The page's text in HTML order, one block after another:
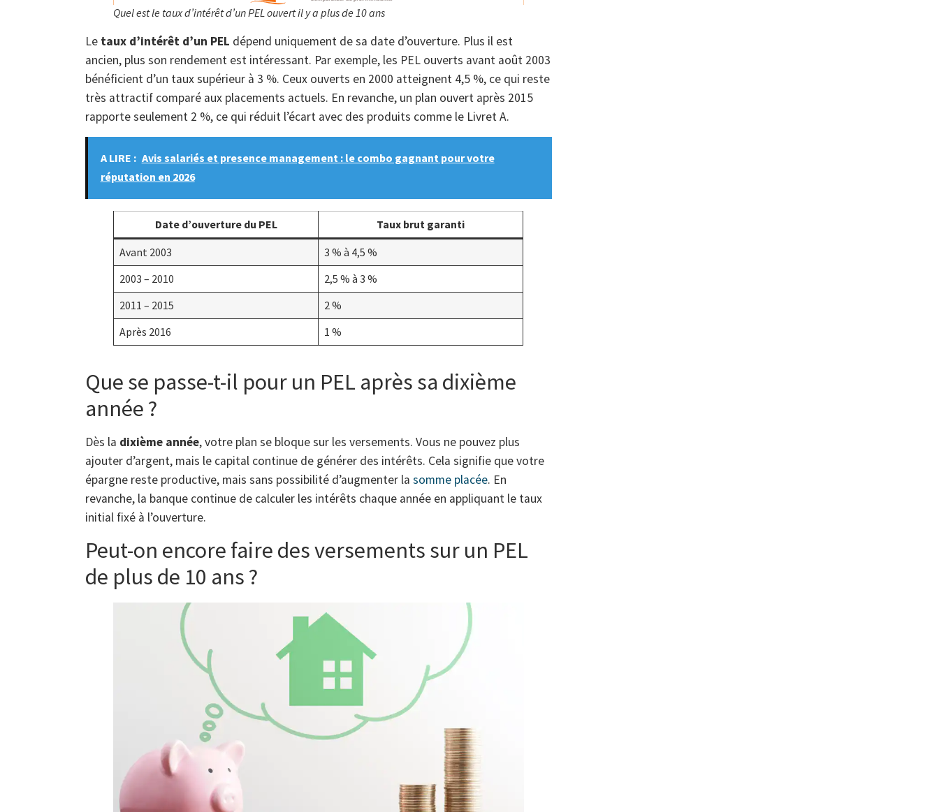
Quel est le taux d’intérêt d’un PEL ouvert il y a plus de 10 ans
Le taux d’intérêt d’un PEL dépend uniquement de sa date d’ouverture. Plus il est
ancien, plus son rendement est intéressant. Par exemple, les PEL ouverts avant août 2003
bénéficient d’un taux supérieur à 3 %. Ceux ouverts en 2000 atteignent 4,5 %, ce qui reste
très attractif comparé aux placements actuels. En revanche, un plan ouvert après 2015
rapporte seulement 2 %, ce qui réduit l’écart avec des produits comme le Livret A.
A LIRE : Avis salariés et presence management : le combo gagnant pour votre
réputation en 2026
Date d’ouverture du PEL
Taux brut garanti
Avant 2003
3 % à 4,5 %
2003 – 2010
2,5 % à 3 %
2011 – 2015
2 %
Après 2016
1 %
Que se passe-t-il pour un PEL après sa dixième
année ?
Dès la dixième année, votre plan se bloque sur les versements. Vous ne pouvez plus
ajouter d’argent, mais le capital continue de générer des intérêts. Cela signifie que votre
épargne reste productive, mais sans possibilité d’augmenter la somme placée. En
revanche, la banque continue de calculer les intérêts chaque année en appliquant le taux
initial fixé à l’ouverture.
Peut-on encore faire des versements sur un PEL
de plus de 10 ans ?